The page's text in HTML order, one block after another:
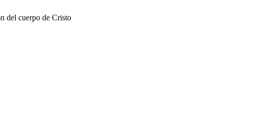
del cuerpo de Cristo